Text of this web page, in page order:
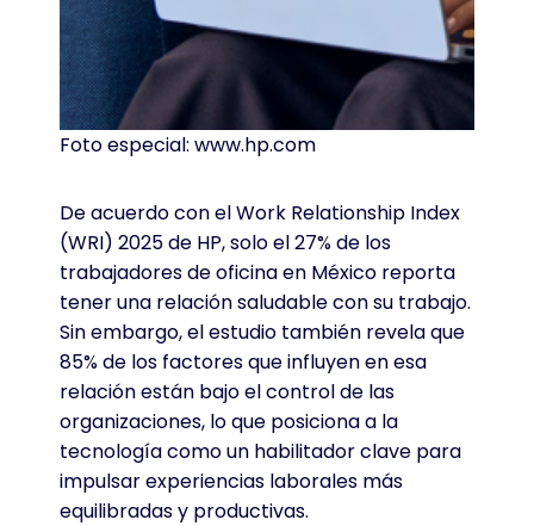
Foto especial: www.hp.com
De acuerdo con el Work Relationship Index
(WRI) 2025 de HP, solo el 27% de los
trabajadores de oficina en México reporta
tener una relación saludable con su trabajo.
Sin embargo, el estudio también revela que
85% de los factores que influyen en esa
relación están bajo el control de las
organizaciones, lo que posiciona a la
tecnología como un habilitador clave para
impulsar experiencias laborales más
equilibradas y productivas.